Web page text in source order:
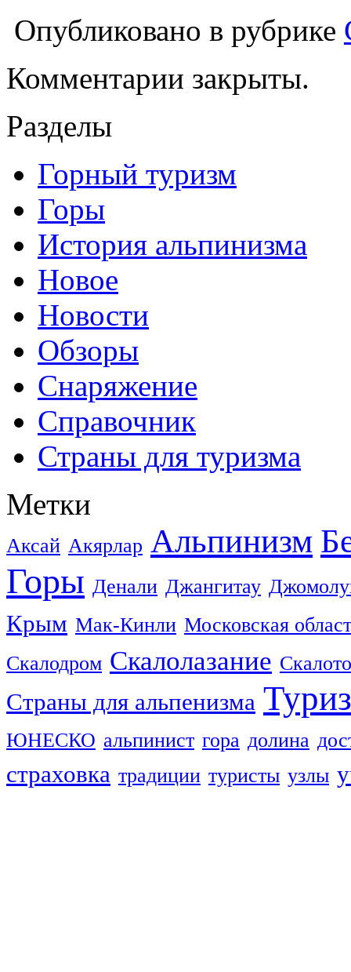
Опубликовано в рубрике
Комментарии закрыты.
Разделы
Горный туризм
Горы
История альпинизма
Новое
Новости
Обзоры
Снаряжение
Справочник
Страны для туризма
Метки
Аксай Акярлар Альпинизм
Горы Денали Джангитау
Крым Мак-Кинли Московская
Скалодром Скалолазание
Страны для альпенизма
ЮНЕСКО альпинист гора долина
страховка традиции туристы узлы